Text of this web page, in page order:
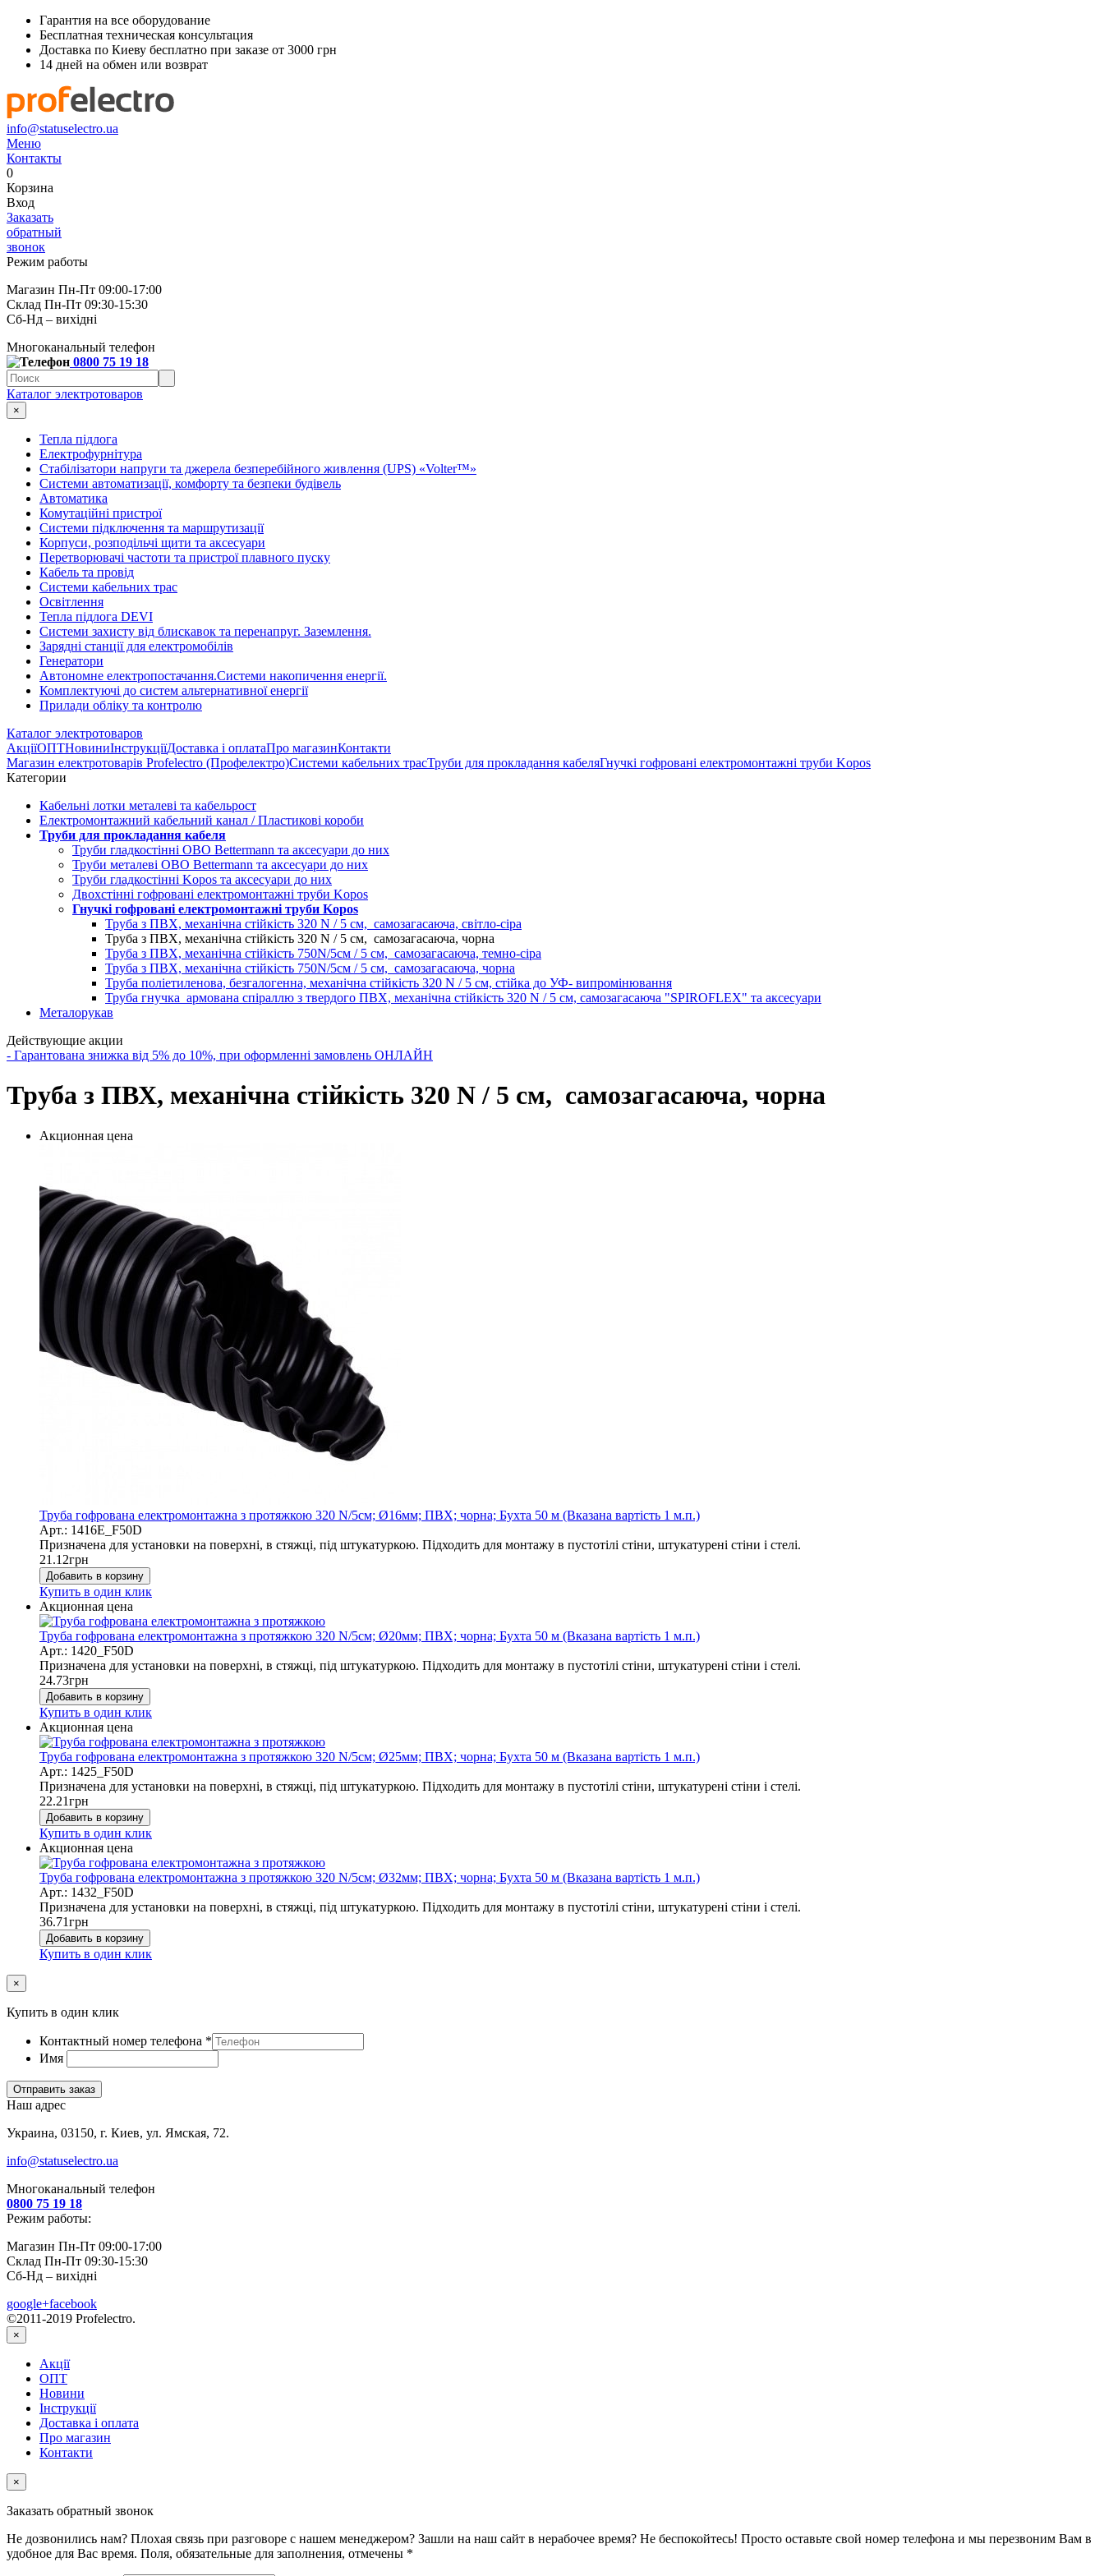
Гарантия на все оборудование
Бесплатная техническая консультация
Доставка по Киеву бесплатно при заказе от 3000 грн
14 дней на обмен или возврат
info@statuselectro.ua
Меню
Контакты
0
Корзина
Вход
Заказать
обратный
звонок
Режим работы
Магазин Пн-Пт 09:00-17:00
Склад Пн-Пт 09:30-15:30
Сб-Нд – вихідні
Многоканальный телефон
0800 75 19 18
Каталог электротоваров
×
Тепла підлога
Електрофурнітура
Cтабілізатори напруги та джерела безперебійного живлення (UPS) «Volter™»
Системи автоматизації, комфорту та безпеки будівель
Автоматика
Комутаційні пристрої
Системи підключення та маршрутизації
Корпуси, розподільчі щити та аксесуари
Перетворювачі частоти та пристрої плавного пуску
Кабель та провід
Системи кабельних трас
Освітлення
Тепла підлога DEVI
Системи захисту від блискавок та перенапруг. Заземлення.
Зарядні станції для електромобілів
Генератори
Автономне електропостачання.Системи накопичення енергії.
Комплектуючі до систем альтернативної енергії
Прилади обліку та контролю
Каталог электротоваров
АкціїОПТНовиниІнструкціїДоставка і оплатаПро магазинКонтакти
Магазин електротоварів Profelectro (Профелектро)Системи кабельних трасТруби для прокладання кабеляГнучкі гофровані електромонтажні труби Kopos
Категории
Кабельні лотки металеві та кабельрост
Електромонтажний кабельний канал / Пластикові короби
Труби для прокладання кабеля
Труби гладкостінні OBO Bettermann та аксесуари до них
Труби металеві OBO Bettermann та аксесуари до них
Труби гладкостінні Kopos та аксесуари до них
Двохстінні гофровані електромонтажні труби Kopos
Гнучкі гофровані електромонтажні труби Kopos
Труба з ПВХ, механічна стійкість 320 N / 5 см, самозагасаюча, світло-сіра
Труба з ПВХ, механічна стійкість 320 N / 5 см, самозагасаюча, чорна
Труба з ПВХ, механічна стійкість 750N/5см / 5 см, самозагасаюча, темно-сіра
Труба з ПВХ, механічна стійкість 750N/5см / 5 см, самозагасаюча, чорна
Труба поліетиленова, безгалогенна, механічна стійкість 320 N / 5 см, стійка до УФ- випромінювання
Труба гнучка армована спіраллю з твердого ПВХ, механічна стійкість 320 N / 5 см, самозагасаюча "SPIROFLEX" та аксесуари
Металорукав
Действующие акции
- Гарантована знижка від 5% до 10%, при оформленні замовлень ОНЛАЙН
Труба з ПВХ, механічна стійкість 320 N / 5 см, самозагасаюча, чорна
Акционная цена
Труба гофрована електромонтажна з протяжкою 320 N/5см; Ø16мм; ПВХ; чорна; Бухта 50 м (Вказана вартість 1 м.п.)
Арт.: 1416E_F50D
Призначена для установки на поверхні, в стяжці, під штукатуркою. Підходить для монтажу в пустотілі стіни, штукатурені стіни і стелі.
21.12грн
Добавить в корзину
Купить в один клик
Акционная цена
Труба гофрована електромонтажна з протяжкою 320 N/5см; Ø20мм; ПВХ; чорна; Бухта 50 м (Вказана вартість 1 м.п.)
Арт.: 1420_F50D
Призначена для установки на поверхні, в стяжці, під штукатуркою. Підходить для монтажу в пустотілі стіни, штукатурені стіни і стелі.
24.73грн
Добавить в корзину
Купить в один клик
Акционная цена
Труба гофрована електромонтажна з протяжкою 320 N/5см; Ø25мм; ПВХ; чорна; Бухта 50 м (Вказана вартість 1 м.п.)
Арт.: 1425_F50D
Призначена для установки на поверхні, в стяжці, під штукатуркою. Підходить для монтажу в пустотілі стіни, штукатурені стіни і стелі.
22.21грн
Добавить в корзину
Купить в один клик
Акционная цена
Труба гофрована електромонтажна з протяжкою 320 N/5см; Ø32мм; ПВХ; чорна; Бухта 50 м (Вказана вартість 1 м.п.)
Арт.: 1432_F50D
Призначена для установки на поверхні, в стяжці, під штукатуркою. Підходить для монтажу в пустотілі стіни, штукатурені стіни і стелі.
36.71грн
Добавить в корзину
Купить в один клик
×
Купить в один клик
Контактный номер телефона *
Имя
Отправить заказ
Наш адрес
Украина, 03150, г. Киев, ул. Ямская, 72.
info@statuselectro.ua
Многоканальный телефон
0800 75 19 18
Режим работы:
Магазин Пн-Пт 09:00-17:00
Склад Пн-Пт 09:30-15:30
Сб-Нд – вихідні
google+facebook
©2011-2019 Profelectro.
×
Акції
ОПТ
Новини
Інструкції
Доставка і оплата
Про магазин
Контакти
×
Заказать обратный звонок
Не дозвонились нам? Плохая связь при разговоре с нашем менеджером? Зашли на наш сайт в нерабочее время? Не беспокойтесь! Просто оставьте свой номер телефона и мы перезвоним Вам в
удобное для Вас время. Поля, обязательные для заполнения, отмечены *